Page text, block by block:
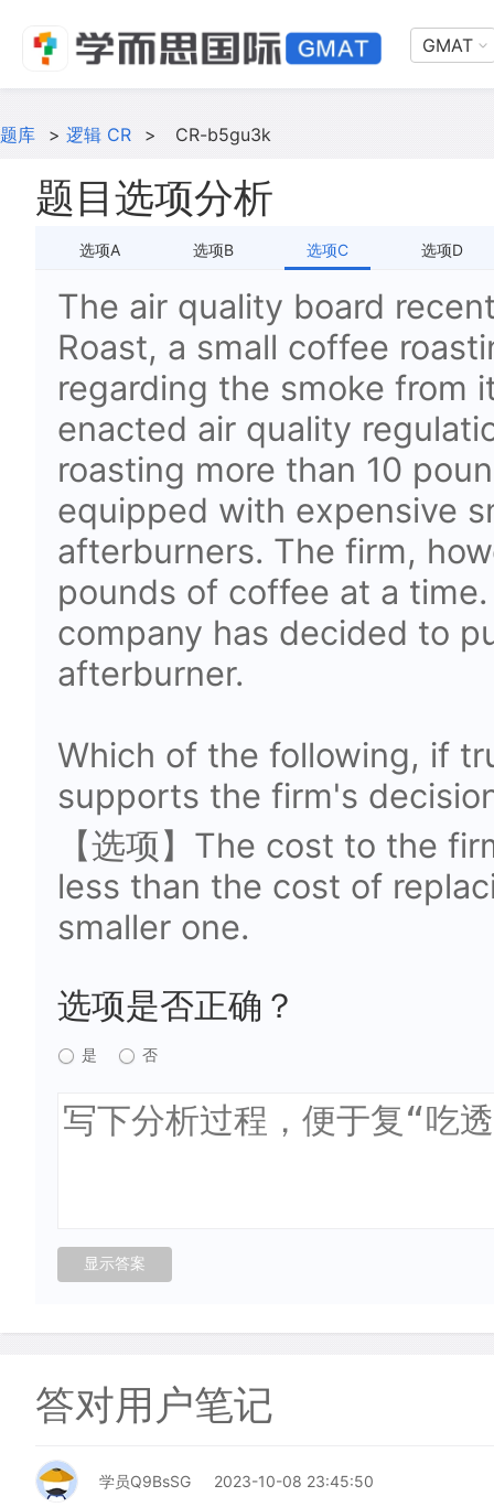
GMAT
题库 > 逻辑 CR > CR-b5gu3k
题目选项分析
选项A 选项B 选项C 选项D
The air quality board
Roast, a small coffee
regarding the smoke from
enacted air quality
roasting more than 10
equipped with expensive
afterburners. The firm,
pounds of coffee at a
company has decided to
afterburner.
Which of the following, if
supports the firm's
【选项】The cost to the
less than the cost of
smaller one.
选项是否正确？
是 否
答对用户笔记
学员Q9BsSG 2023-10-08 23:45:50